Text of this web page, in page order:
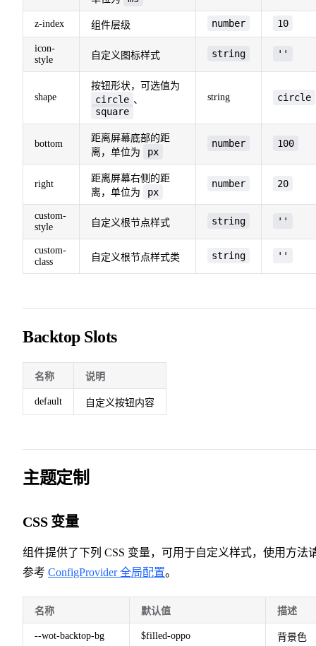
z-index 组件层级 number 10
icon-
style
自定义图标样式 string ''
shape
按钮形状，可选值为
circle 、
square
string circle
bottom
距离屏幕底部的距
离，单位为
px
number 100
right
距离屏幕右侧的距
离，单位为
px
number 20
custom-
style
自定义根节点样式 string ''
custom-
class
自定义根节点样式类 string ''
Backtop Slots
名称 说明
default 自定义按钮内容
主题定制
CSS 变量
组件提供了下列 CSS 变量，可用于自定义样式，使用方法
参考 ConfigProvider 全局配置。
名称 默认值 描述
--wot-backtop-bg $filled-oppo 背景色